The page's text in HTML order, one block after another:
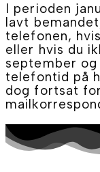
I perioden
lavt
telefonen,
eller hvis du
september
telefontid på
dog fortsat